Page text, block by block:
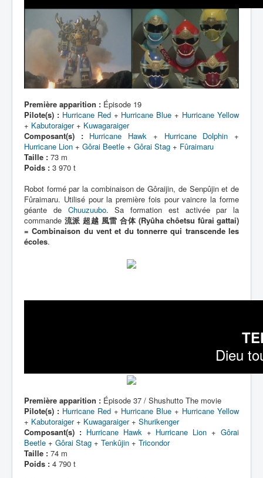
Première apparition : Épisode 19
Pilote(s) : Hurricane Red+ Hurricane Blue + Hurricane Yellow
+ Kabutoraiger+ Kuwagaraiger
Composant(s) : Hurricane Hawk + Hurricane Dolphin +
Hurricane Lion + Gôrai Beetle + Gôrai Stag + Fûraimaru
Taille : 73 m
Poids : 3 970 t
Robot formé par la combinaison de Gôraijin, de Senpûjin et de
Fûraimaru. Utilisé pour la première fois pour vaincre la forme
géante de Chuuzuubo. Sa formation est activée par la
commande 流派 超越 風雷 合体 (Ryûha chôetsu fûrai gattai)
= Combinaison du vent et du tonnerre qui transcende les
écoles.
Dieu
Première apparition : Épisode 37 / Shushutto The movie
Pilote(s) : Hurricane Red+ Hurricane Blue + Hurricane Yellow
+ Kabutoraiger+ Kuwagaraiger+ Shurikenger
Composant(s) : Hurricane Hawk + Hurricane Lion + Gôrai
Beetle + Gôrai Stag + Tenkûjin + Tricondor
Taille : 74 m
Poids : 4 790 t